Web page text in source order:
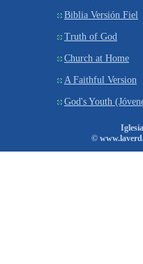
Biblia Versión Fiel
Truth of God
Church at Home
A Faithful Version
God's Youth
©